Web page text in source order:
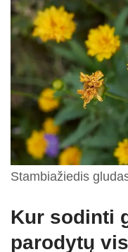
Stambiažiedis
Kur sodinti
parodytų